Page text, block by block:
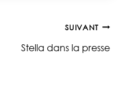
SUIVANT
Stella dans la presse